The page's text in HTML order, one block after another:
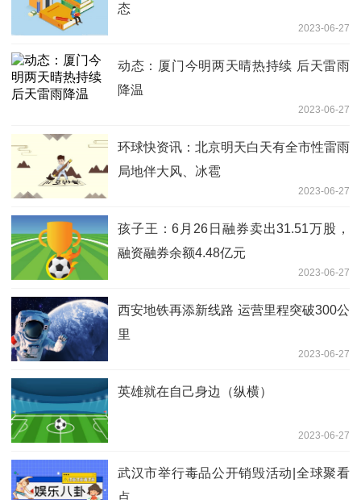
态
2023-06-27
动态：厦门今明两天晴热持续 后天雷雨
降温
2023-06-27
环球快资讯：北京明天白天有全市性雷雨
局地伴大风、冰雹
2023-06-27
孩子王：6月26日融券卖出31.51万股，
融资融券余额4.48亿元
2023-06-27
西安地铁再添新线路 运营里程突破300公
里
2023-06-27
英雄就在自己身边（纵横）
2023-06-27
武汉市举行毒品公开销毁活动|全球聚看
点